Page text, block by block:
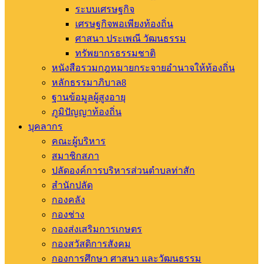
ระบบเศรษฐกิจ
เศรษฐกิจพอเพียงท้องถิ่น
ศาสนา ประเพณี วัฒนธรรม
ทรัพยากรธรรมชาติ
หนังสือรวมกฎหมายกระจายอำนาจให้ท้องถิ่น
หลักธรรมาภิบาล8
ฐานข้อมูลผู้สูงอายุ
ภูมิปัญญาท้องถิ่น
บุคลากร
คณะผู้บริหาร
สมาชิกสภา
ปลัดองค์การบริหารส่วนตำบลท่าสัก
สำนักปลัด
กองคลัง
กองช่าง
กองส่งเสริมการเกษตร
กองสวัสดิการสังคม
กองการศึกษา ศาสนา และวัฒนธรรม